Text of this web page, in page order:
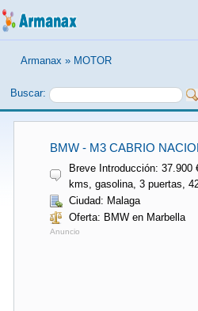
Armanax » MOTOR
Buscar:
BMW - M3 CABRIO
Breve Introducción:
kms, gasolina, 3 puertas,
Ciudad: Malaga
Oferta: BMW en Marbella
Anuncio